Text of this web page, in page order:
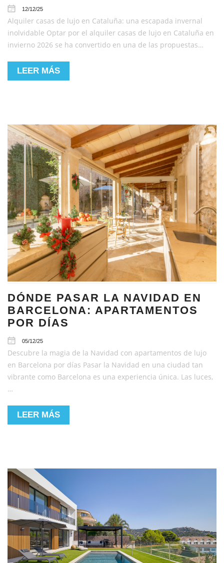
12/12/25
Alquiler casas de lujo en Cataluña: una escapada invernal
inolvidable Optar por el alquiler casas de lujo en Cataluña en
invierno 2026 se ha convertido en una de las propuestas…
LEER MÁS
DÓNDE PASAR LA NAVIDAD EN
BARCELONA: APARTAMENTOS
POR DÍAS
05/12/25
Descubre la magia de la Navidad con apartamentos de lujo
en Barcelona por días Pasar la Navidad en una ciudad tan
vibrante como Barcelona es una experiencia única. Las luces,
…
LEER MÁS